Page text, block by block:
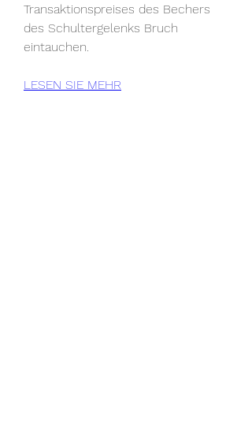
Transaktionspreises des Bechers
des Schultergelenks Bruch
eintauchen.
LESEN SIE MEHR